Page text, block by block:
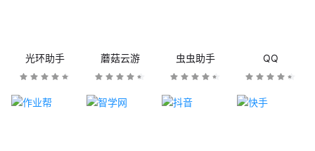
光环助手 蘑菇云游 虫虫助手 QQ